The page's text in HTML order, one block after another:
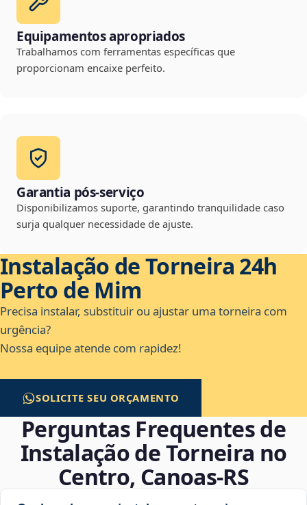
Equipamentos apropriados
Trabalhamos com ferramentas específicas que
proporcionam encaixe perfeito.
Garantia pós-serviço
Disponibilizamos suporte, garantindo tranquilidade caso
surja qualquer necessidade de ajuste.
Instalação de Torneira 24h
Perto de Mim
Precisa instalar, substituir ou ajustar uma torneira com
urgência?
Nossa equipe atende com rapidez!
SOLICITE SEU ORÇAMENTO
Perguntas Frequentes de
Instalação de Torneira no
Centro, Canoas‑RS